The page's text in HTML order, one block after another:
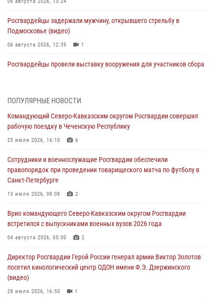
Росгвардейцы задержали мужчину, открывшего стрельбу в
Подмосковье (видео)
06 августа 2026, 12:35 1
Росгвардейцы провели выставку вооружения для участников сбора
второй годовщине вторжения ВСУ на территорию области
06 августа 2026, 11:56
угрожавшего подростку травматическим пистолетом
06 августа 2026, 11:33 1
В Зауралье при содействии СОБР Росгвардии ликвидирована
06 августа 2026, 11:27
В Москве росгвардейцы задержали троих мужчин, устроивших
06 августа 2026, 11:20 1
ПОПУЛЯРНЫЕ НОВОСТИ
Командующий Северо-Кавказским округом Росгвардии совершил
рабочую поездку в Чеченскую Республику
23 июля 2026, 16:10 6
Сотрудники и военнослужащие Росгвардии обеспечили
правопорядок при проведении товарищеского матча по футболу в
Санкт-Петербурге
13 июля 2026, 08:08 2
Врио командующего Северо-Кавказским округом Росгвардии
встретился с выпускниками военных вузов 2026 года
04 августа 2026, 05:00 2
Директор Росгвардии Герой России генерал армии Виктор Золотов
посетил кинологический центр ОДОН имени Ф.Э. Дзержинского
(видео)
28 июля 2026, 16:50 1